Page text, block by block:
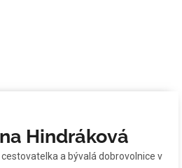
Hindráková
a bývalá dobrovolnice v